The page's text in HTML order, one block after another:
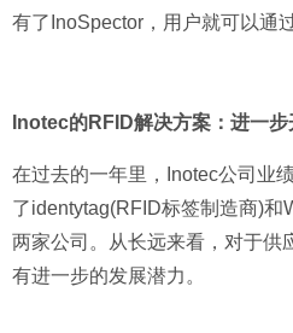
有了InoSpector，用户就可以通
Inotec的RFID解决方案：进一
在过去的一年里，Inotec公司业
了identytag(RFID标签制造商)
两家公司。从长远来看，对于供
有进一步的发展潜力。